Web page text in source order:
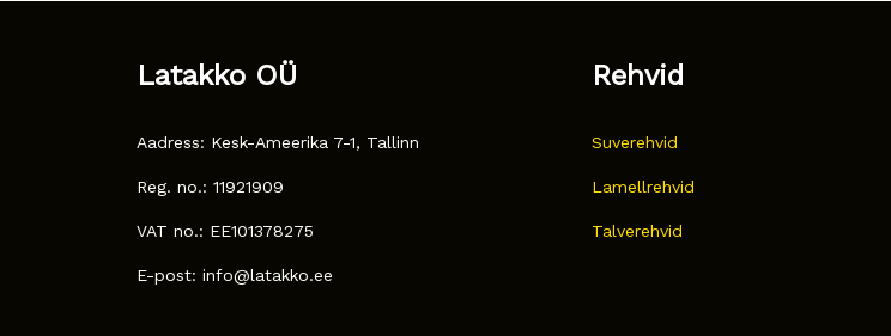
Latakko OÜ
Aadress: Kesk-Ameerika 7-1, Tallinn
Reg. no.: 11921909
VAT no.: EE101378275
E-post: info@latakko.ee
Rehvid
Suverehvid
Lamellrehvid
Talverehvid